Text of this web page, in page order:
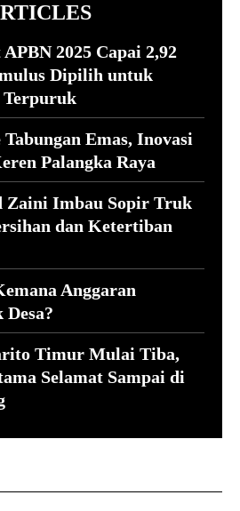
2025 Capai 2,92
Dipilih untuk
Terpuruk
Emas, Inovasi
Palangka Raya
Zaini Imbau Sopir Truk
dan Ketertiban
Anggaran
Timur Mulai Tiba,
Selamat Sampai di